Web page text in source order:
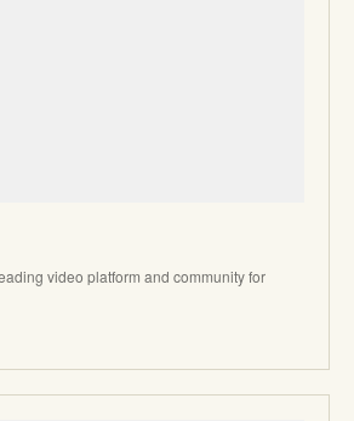
video platform and community for